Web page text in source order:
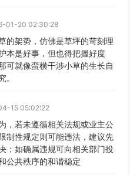
01-20 02:30:28
的架势，仿佛是草坪的苛刻理
本是好事，但也得把握好度
可就像蛮横干涉小草的生长自
。
15 05:02:22
，若未遵循相关法规或业主公
制性规定则可能违法，建议先
；如确属违规可向相关部门投
公共秩序的和谐稳定